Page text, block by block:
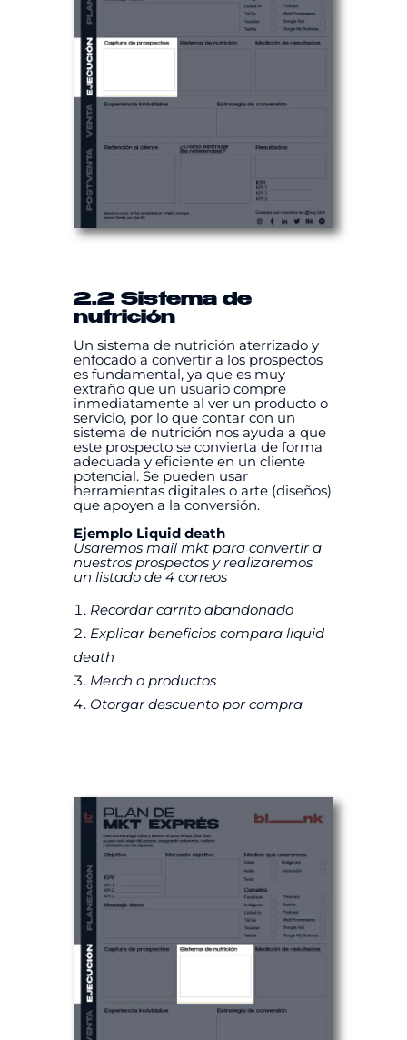
2.2 Sistema de
nutrición
Un sistema de nutrición aterrizado y
enfocado a convertir a los prospectos
es fundamental, ya que es muy
extraño que un usuario compre
inmediatamente al ver un producto o
servicio, por lo que contar con un
sistema de nutrición nos ayuda a que
este prospecto se convierta de forma
adecuada y eficiente en un cliente
potencial. Se pueden usar
herramientas digitales o arte (diseños)
que apoyen a la conversión.
Ejemplo Liquid death
Usaremos mail mkt para convertir a
nuestros prospectos y realizaremos
un listado de 4 correos
Recordar carrito abandonado
Explicar beneficios compara liquid
death
Merch o productos
Otorgar descuento por compra